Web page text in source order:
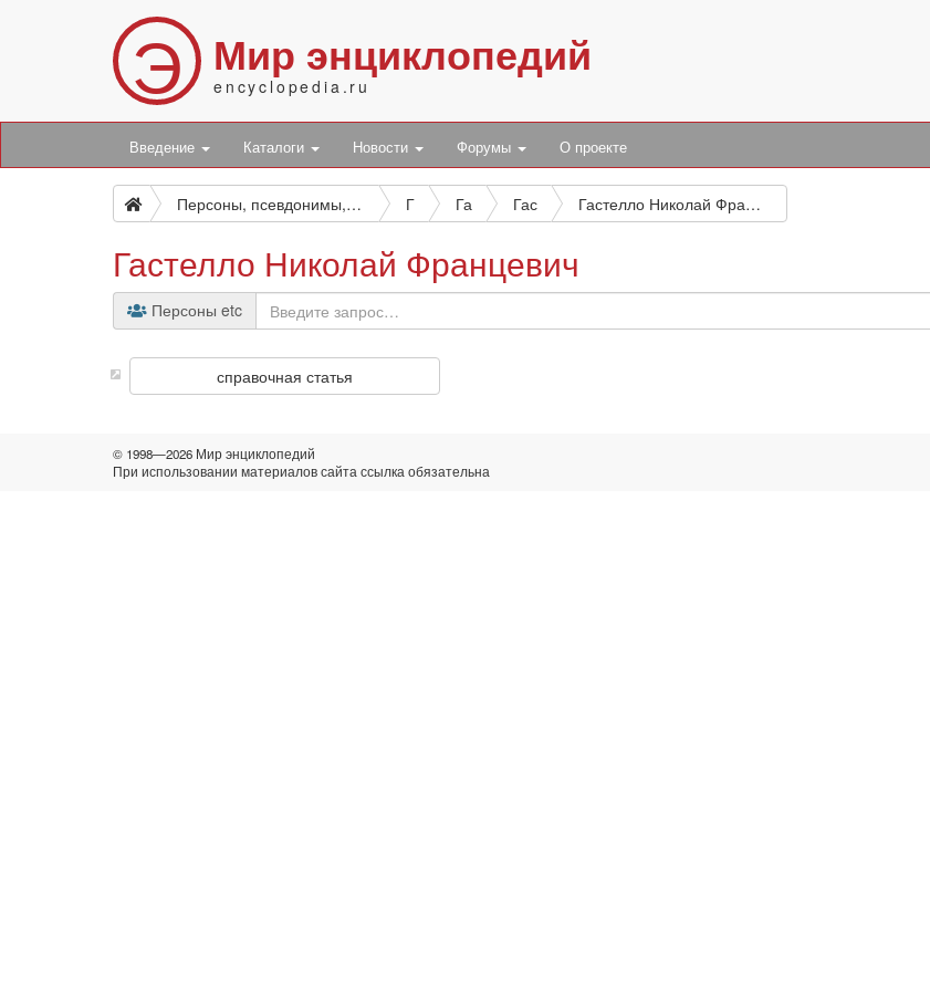
Э Мир энциклопедий
encyclopedia.ru
Введение Каталоги Новости Форумы О проекте
Персоны, псевдонимы, персонажи и боты Г Га Гас Гастелло Николай Францевич
Гастелло Николай Францевич
Персоны etc
справочная статья
© 1998—2026 Мир энциклопедий
При использовании материалов сайта ссылка обязательна